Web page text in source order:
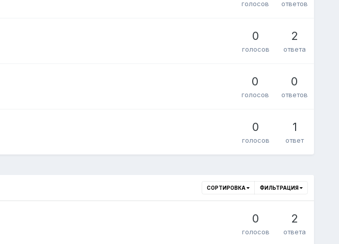
голосов ответов
0
голосов
2
ответа
0
голосов
0
ответов
0
голосов
1
ответ
СОРТИРОВКА ФИЛЬТРАЦИЯ
0
голосов
2
ответа